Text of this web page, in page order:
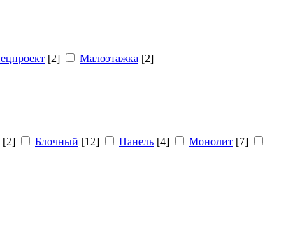
[2] Малоэтажка [2]
[2] Блочный [12] Панель [4] Монолит [7]